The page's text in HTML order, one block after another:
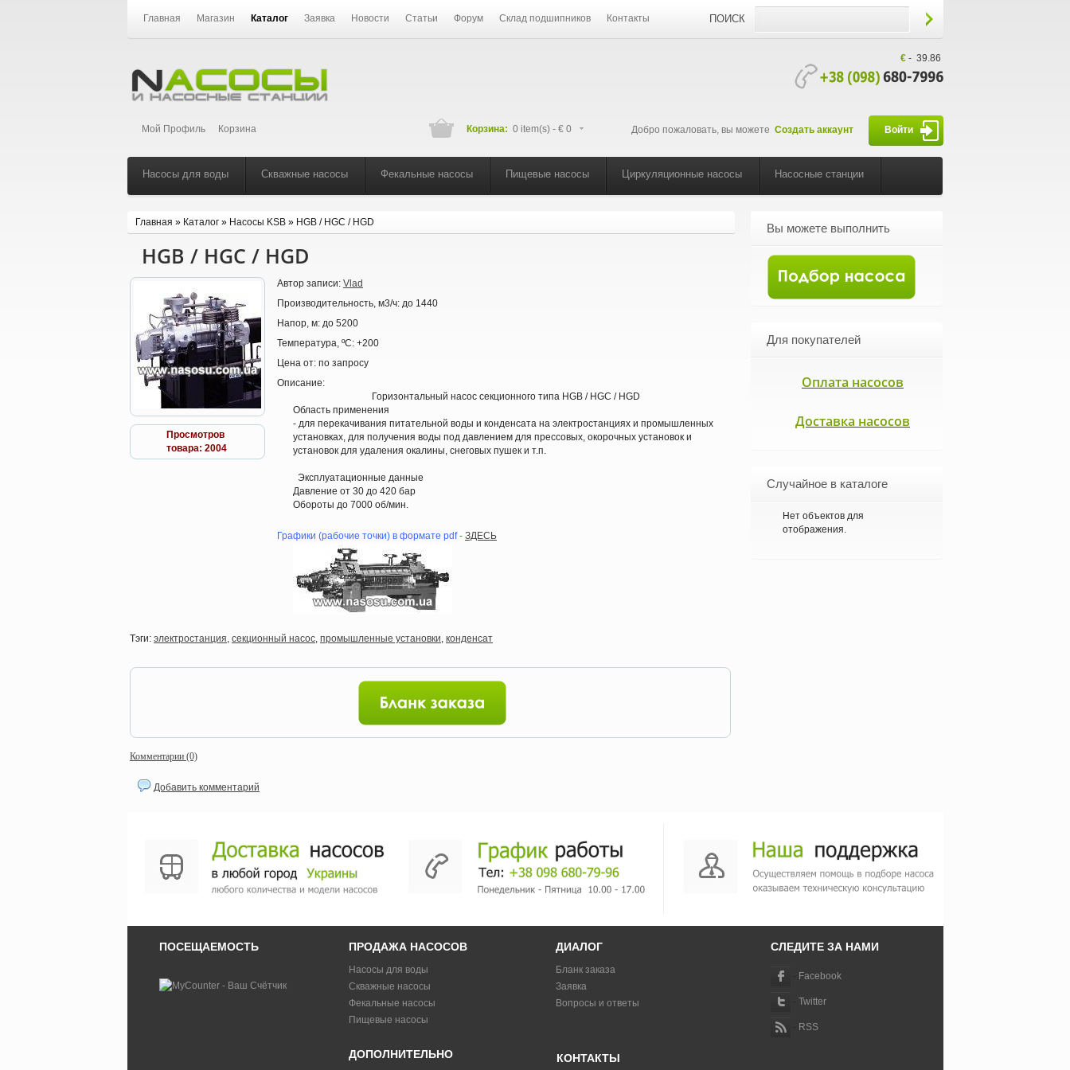
ПОИСК
Главная Магазин Каталог Заявка Новости Статьи Форум Склад подшипников Контакты
Мой Профиль Корзина
€- 39.86
Добро пожаловать, вы можете Создать аккаунт Войти
Корзина: 0 item(s) - € 0
Насосы для воды Скважные насосы Фекальные насосы Пищевые насосы Циркуляционные насосы Насосные станции
Вы можете выполнить
Для покупателей
Оплата насосов
Доставка насосов
Случайное в каталоге
Нет объектов для
отображения.
Главная » Каталог » Насосы KSB » HGB / HGC / HGD
HGB / HGC / HGD
Просмотров
товара: 2004
Автор записи: Vlad
Производительность, м3/ч: до 1440
Напор, м: до 5200
Температура, ºС: +200
Цена от: по запросу
Описание:
Горизонтальный насос секционного типа HGB / HGC / HGD
Область применения
- для перекачивания питательной воды и конденсата на электростанциях и промышленных
установках, для получения воды под давлением для прессовых, окорочных установок и
установок для удаления окалины, снеговых пушек и т.п.
Эксплуатационные данные
Давление от 30 до 420 бар
Обороты до 7000 об/мин.
Графики (рабочие точки) в формате pdf - ЗДЕСЬ
Тэги: электростанция, секционный насос, промышленные установки, конденсат
Комментарии (0)
Добавить комментарий
ПОСЕЩАЕМОСТЬ ПРОДАЖА НАСОСОВ
Насосы для воды
Скважные насосы
Фекальные насосы
Пищевые насосы
ДИАЛОГ
Бланк заказа
Заявка
Вопросы и ответы
ДОПОЛНИТЕЛЬНО
СЛЕДИТЕ ЗА НАМИ
Facebook
Twitter
RSS
КОНТАКТЫ